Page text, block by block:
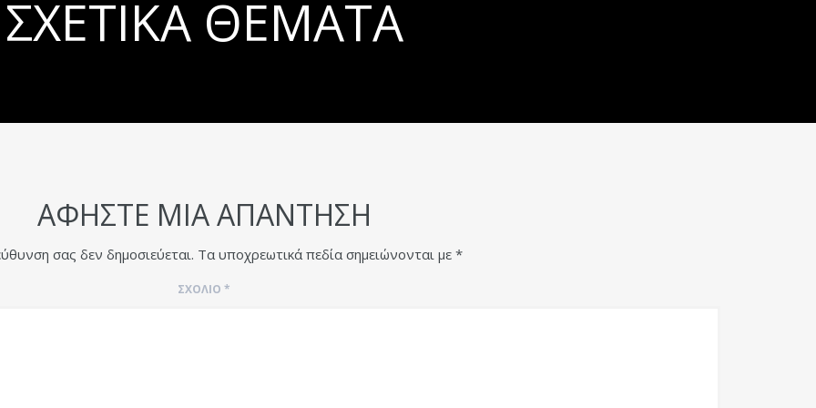
ΣΧΕΤΙΚΆ ΘΈΜΑΤΑ
ΑΦΉΣΤΕ ΜΙΑ ΑΠΆΝΤΗΣΗ
σας δεν δημοσιεύεται. Τα υποχρεωτικά πεδία σημειώνονται με *
ΣΧΌΛΙΟ *